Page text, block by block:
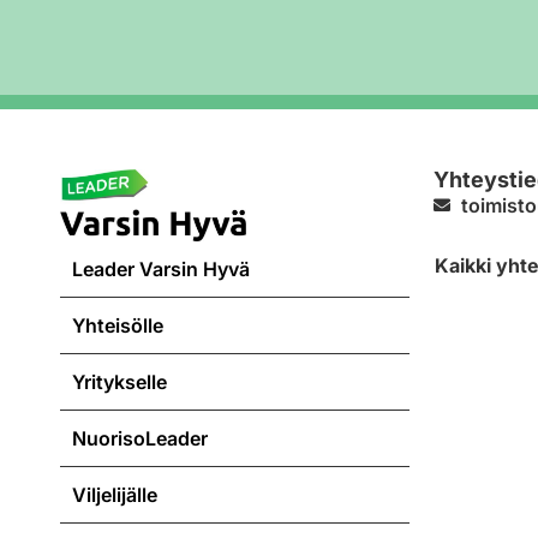
Leader Varsin Hyvä
Yhteisölle
Yritykselle
NuorisoLeader
Viljelijälle
Kaikki